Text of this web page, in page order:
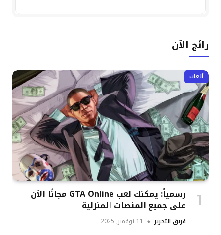
رائج الآن
ألعاب
رسمياً: يمكنك لعب GTA Online مجانًا الآن
على جميع المنصات المنزلية
فريق التحرير 11 نوفمبر, 2025